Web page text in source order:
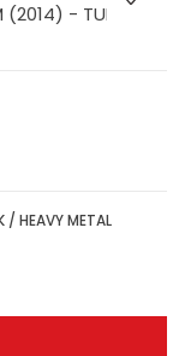
- TURKISH
/ HEAVY METAL